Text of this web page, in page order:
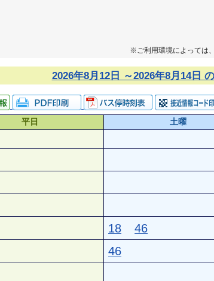
※ご利用環境によっては
2026年8月12日 ～2026年8月14日
平日 土曜
18 46
46